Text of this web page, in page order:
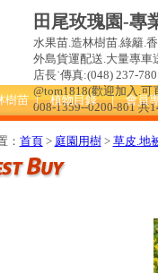
田尾玫瑰園-專
水果苗.造林樹苗.綠籬.
外島貨運配送.大量專車
店長˙傳真:(048) 237-
@tom1818(歡迎加入.
008-1359--0200-801 共
苗 | 植物目錄 | 會員
： 首頁> 庭園用樹> 草皮.地